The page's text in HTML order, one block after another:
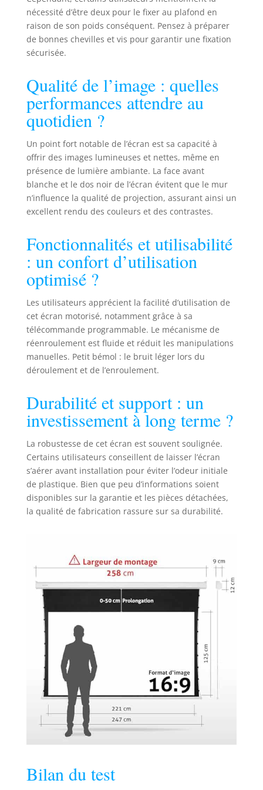
murale et
télécommande)
associé à un
une surface
parfaitement
plane et sans plis.
8K – le matériau
de l'écran
renforcé de fibre
de verre offre un
gain de 1,1 et un
angle de vision de
4K, UHD, 3D et
Full HD. Boîtier
métallique
solide pour un
montage mural ou
au plafond ; un
long câble
d’alimentation
permet une
en cas de
montage au
Propriétés du
tissu de haute
qualité pour un
contraste optimal
– masquage noir
intégral et
à la moisissure et
ignifugé.
nécessité d’être deux pour le fixer au plafond en
raison de son poids conséquent. Pensez à préparer
de bonnes chevilles et vis pour garantir une fixation
sécurisée.
Qualité de l’image : quelles
performances attendre au
quotidien ?
Un point fort notable de l’écran est sa capacité à
offrir des images lumineuses et nettes, même en
présence de lumière ambiante. La face avant
blanche et le dos noir de l’écran évitent que le mur
n’influence la qualité de projection, assurant ainsi un
excellent rendu des couleurs et des contrastes.
Fonctionnalités et utilisabilité
: un confort d’utilisation
optimisé ?
Les utilisateurs apprécient la facilité d’utilisation de
cet écran motorisé, notamment grâce à sa
télécommande programmable. Le mécanisme de
réenroulement est fluide et réduit les manipulations
manuelles. Petit bémol : le bruit léger lors du
déroulement et de l’enroulement.
Durabilité et support : un
investissement à long terme ?
La robustesse de cet écran est souvent soulignée.
Certains utilisateurs conseillent de laisser l’écran
s’aérer avant installation pour éviter l’odeur initiale
de plastique. Bien que peu d’informations soient
disponibles sur la garantie et les pièces détachées,
la qualité de fabrication rassure sur sa durabilité.
Bilan du test